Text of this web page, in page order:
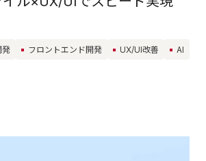
発 フロントエンド開発 UX/UI改善 AI